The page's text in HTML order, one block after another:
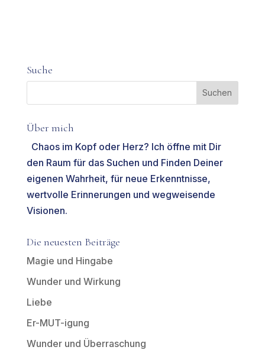
Suche
Über mich
Chaos im Kopf oder Herz? Ich öffne mit Dir
den Raum für das Suchen und Finden Deiner
eigenen Wahrheit, für neue Erkenntnisse,
wertvolle Erinnerungen und wegweisende
Visionen.
Die neuesten Beiträge
Magie und Hingabe
Wunder und Wirkung
Liebe
Er-MUT-igung
Wunder und Überraschung